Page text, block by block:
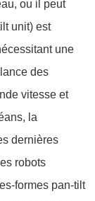
ou il peut
unit) est
une
des
vitesse et
la
dernières
robots
formes pan-tilt